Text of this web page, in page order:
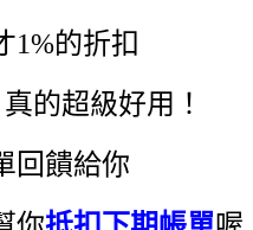
1%的折扣
的超級好用！
回饋給你